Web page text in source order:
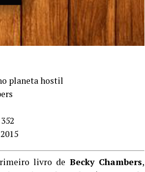
planeta hostil
352
2015
livro de Becky Chambers,